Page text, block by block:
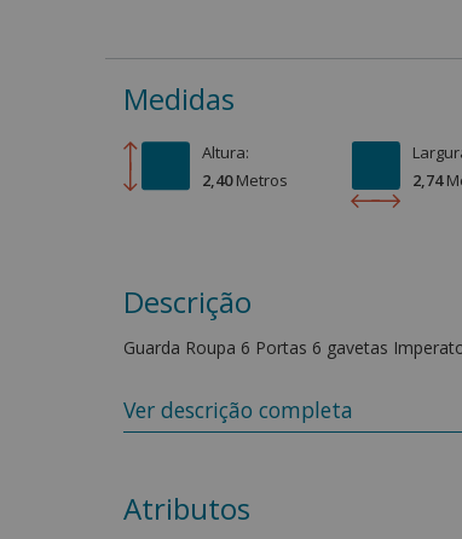
Medidas
Altura:
2,40 Metros
2,74
Descrição
Guarda Roupa 6 Portas 6 gavetas
O Guarda-Roupa Imperatore 6 Portas e
resistência e funcionalidade. Seu design
organizados. As gavetas com corrediças
Conta com puxadores em MDF de 1
Ver descrição completa
Atributos